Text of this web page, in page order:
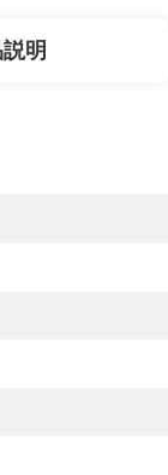
明